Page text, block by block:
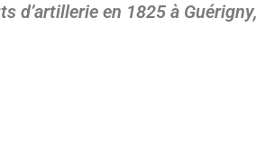
d’artillerie en 1825 à